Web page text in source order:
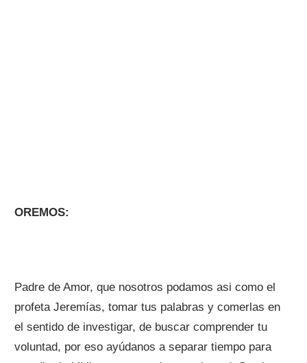
OREMOS:
Padre de Amor, que nosotros podamos asi como el
profeta Jeremías, tomar tus palabras y comerlas en
el sentido de investigar, de buscar comprender tu
voluntad, por eso ayúdanos a separar tiempo para